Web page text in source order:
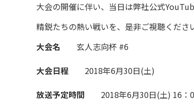
大会の開催に伴い、当日は弊社公式
精鋭たちの熱い戦いを、是非ご視聴くださ
大会名
玄人志向杯 #6
大会日程
2018年6月30日(土)
放送予定時間
2018年6月30日(土) 16：